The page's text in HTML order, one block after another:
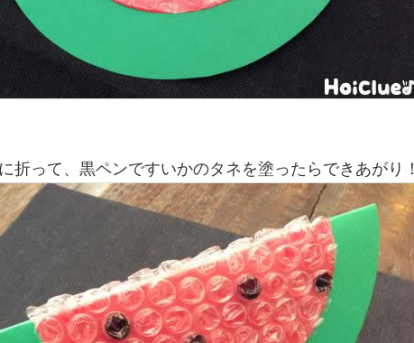
折って、黒ペンですいかのタネを塗ったらできあがり！